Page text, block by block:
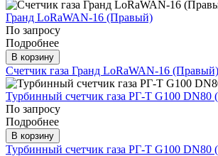
Гранд LoRaWAN-16 (Правый)
По запросу
Подробнее
В корзину
Счетчик газа Гранд LoRaWAN-16 (Правый)
Турбинный счетчик газа РГ-Т G100 DN80
По запросу
Подробнее
В корзину
Турбинный счетчик газа РГ-Т G100 DN80